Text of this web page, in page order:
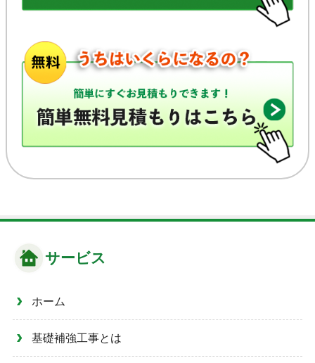
サービス
ホーム
基礎補強工事とは